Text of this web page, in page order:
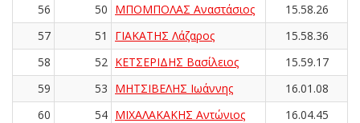
56
50 ΜΠΟΜΠΟΛΑΣ Αναστάσιος
15.58.26
57
51 ΓΙΑΚΑΤΗΣ Λάζαρος
15.58.36
58
52 ΚΕΤΣΕΡΙΔΗΣ Βασίλειος
15.59.17
59
53 ΜΗΤΣΙΒΕΛΗΣ Ιωάννης
16.01.08
60
54 ΜΙΧΑΛΑΚΑΚΗΣ Αντώνιος
16.04.45